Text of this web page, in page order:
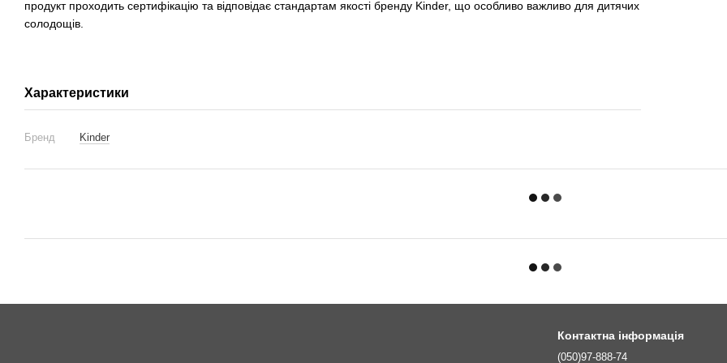
продукт проходить сертифікацію та відповідає стандартам якості бренду Kinder, що особливо важливо для дитячих
солодощів.
Характеристики
Бренд Kinder
Контактна інформація
(050)97-888-74